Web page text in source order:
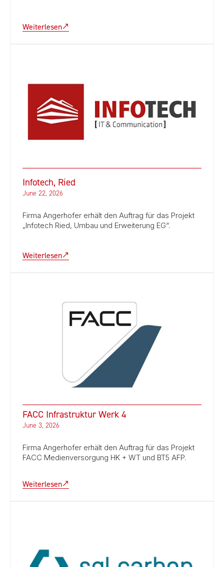
Weiterlesen
Infotech, Ried
June 22, 2026
Firma Angerhofer erhält den Auftrag für das Projekt
„Infotech Ried, Umbau und Erweiterung EG“.
Weiterlesen
FACC Infrastruktur Werk 4
June 3, 2026
Firma Angerhofer erhält den Auftrag für das Projekt
FACC Medienversorgung HK + WT und BT5 AFP.
Weiterlesen